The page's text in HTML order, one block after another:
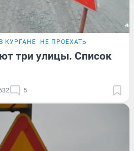
В КУРГАНЕ НЕ ПРОЕХАТЬ
три улицы. Список
5